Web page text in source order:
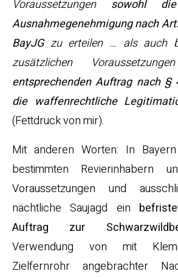
Voraussetzungen sowohl
Ausnahmegenehmigung nach
BayJGzu erteilen … als auch
zusätzlichen
entsprechenden Auftrag nach §
die waffenrechtliche
(Fettdruck von mir).
Mit anderen Worten: In
bestimmten Revierinhabern
Voraussetzungen und
nächtliche Saujagd ein
Auftrag zur
Verwendung von mit
Zielfernrohr angebrachter